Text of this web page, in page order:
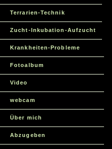
Terrarien-Technik
Zucht-Inkubation-Aufzucht
Krankheiten-Probleme
Fotoalbum
Video
webcam
Über mich
Abzugeben